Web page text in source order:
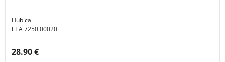
Hubica
ETA 7250 00020
Cena s DPH:
28.90 €